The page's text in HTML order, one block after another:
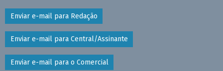
Enviar e-mail para Redação
Enviar e-mail para Central/Assinante
Enviar e-mail para o Comercial